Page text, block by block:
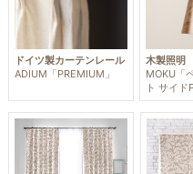
ドイツ製カーテンレール
ADIUM「PREMIUM」
木製照明
MOKU「
ト サイドP